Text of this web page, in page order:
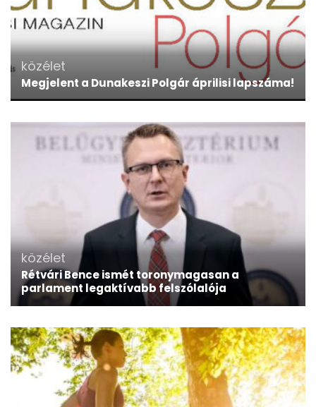
közélet
Megjelent a Dunakeszi Polgár áprilisi lapszáma!
közélet
Rétvári Bence ismét toronymagasan a
parlament legaktívabb felszólalója